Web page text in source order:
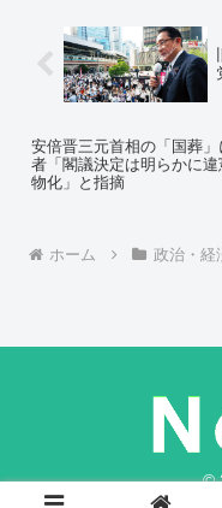
安倍晋三元首相の「国葬
者「閣議決定は明らかに
物化」と指摘
ホーム 政治・経
©